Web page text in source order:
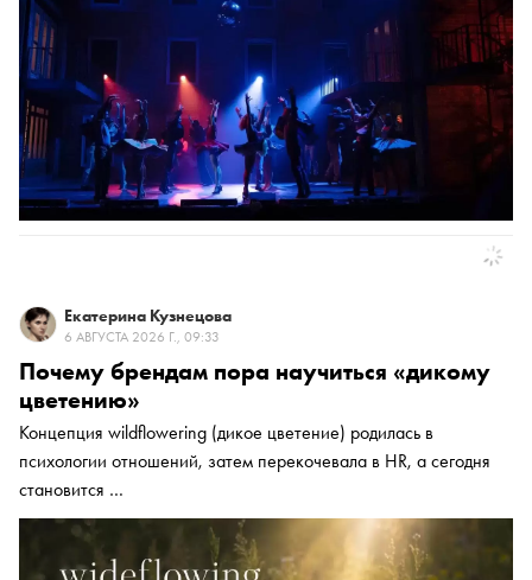
Екатерина Кузнецова
6 АВГУСТА 2026 Г., 09:33
Почему брендам пора научиться «дикому
цветению»
Концепция wildflowering (дикое цветение) родилась в
психологии отношений, затем перекочевала в HR, а сегодня
становится …